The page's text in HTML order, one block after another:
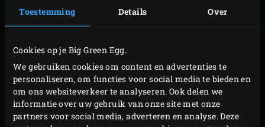
Toestemming Details Over
Cookies op je Big Green Egg.
We gebruiken cookies om content en advertenties te
personaliseren, om functies voor social media te bieden en
om ons websiteverkeer te analyseren. Ook delen we
informatie over uw gebruik van onze site met onze
partners voor social media, adverteren en analyse. Deze
Level Rack
op het rooster en zet hier de deksel met
de chocolade op. Door het plaatsen van de
accessoires en ingrediënten zal de temperatuur van
de EGG dalen tot ongeveer 90 °C. Sluit de deksel van
de EGG en rook en rooster het spek, terwijl de
chocolade smelt
Smelt intussen voor het pancakebeslag de boter in